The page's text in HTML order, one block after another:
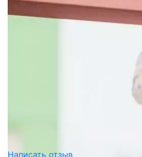
Написать отзыв